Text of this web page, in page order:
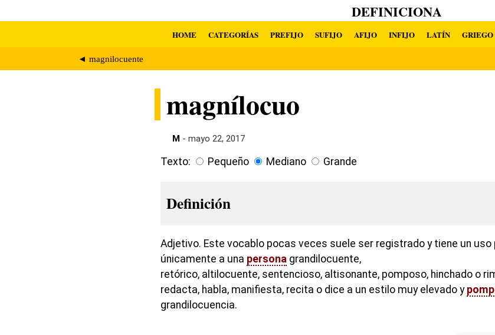
DEFINICIONA
HOME CATEGORÍAS PREFIJO SUFIJO AFIJO INFIJO LATÍN GRIEGO
◄ magnilocuente
magnílocuo
M - mayo 22, 2017
Texto: Pequeño Mediano Grande
Definición
Adjetivo. Este vocablo pocas veces suele ser registrado y tiene un
únicamente a una persona grandilocuente,
retórico, altilocuente, sentencioso, altisonante, pomposo, hinchado o
redacta, habla, manifiesta, recita o dice a un estilo muy elevado y
grandilocuencia.